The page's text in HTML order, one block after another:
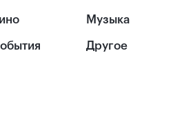
Музыка
Другое